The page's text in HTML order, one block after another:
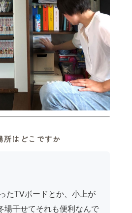
所はどこですか
たTVボードとか、小上が
場干せてそれも便利なんで